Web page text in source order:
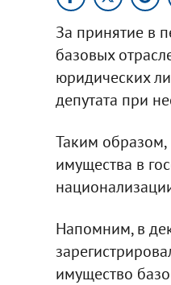
За принятие в
базовых
юридических
депутата при
Таким образом,
имущества в
Напомним, в
имущество